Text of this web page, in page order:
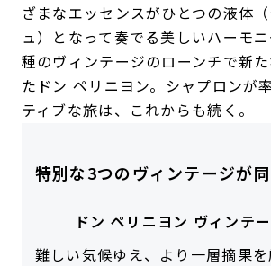
ざまなエッセンスがひとつの液体
ュ）となって奏でる美しいハーモ
種のヴィンテージのローンチで新
たドン ペリニヨン。シャプロンが
ティブな旅は、これからも続く。
特別な3つのヴィンテージが同
ドン ペリニヨン ヴィンテ
難しい気候ゆえ、より一層摘果